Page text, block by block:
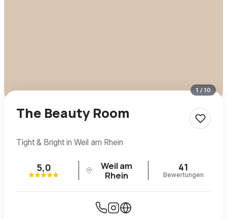
1 /10
The Beauty Room
Tight & Bright in Weil am Rhein
5,0
Weil am
Rhein
41
Bewertungen